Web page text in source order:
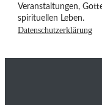
Veranstaltungen,
spirituellen Leben.
Datenschutzerklärung